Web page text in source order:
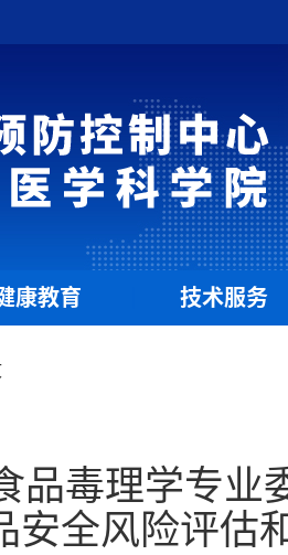
康教育 技术服务
毒理学专业
安全风险评估